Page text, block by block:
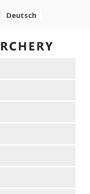
Deutsch